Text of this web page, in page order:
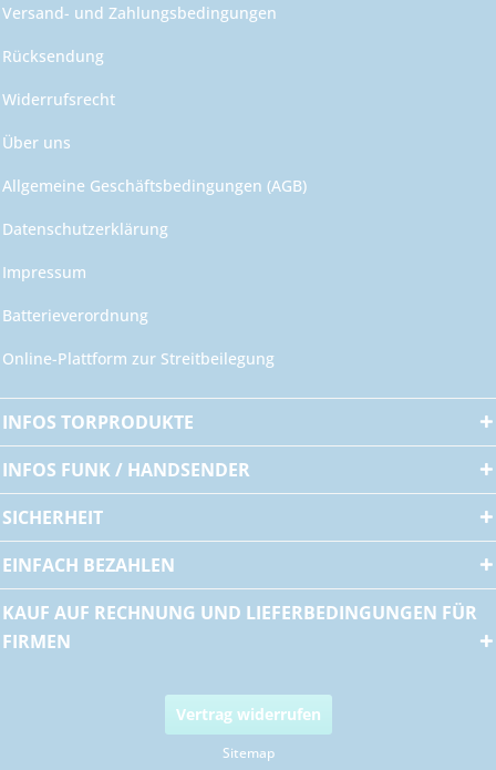
Versand- und Zahlungsbedingungen
Rücksendung
Widerrufsrecht
Über uns
Allgemeine Geschäftsbedingungen (AGB)
Datenschutzerklärung
Impressum
Batterieverordnung
Online-Plattform zur Streitbeilegung
INFOS TORPRODUKTE
INFOS FUNK / HANDSENDER
SICHERHEIT
EINFACH BEZAHLEN
KAUF AUF RECHNUNG UND LIEFERBEDINGUNGEN FÜR
FIRMEN
Vertrag widerrufen
Sitemap